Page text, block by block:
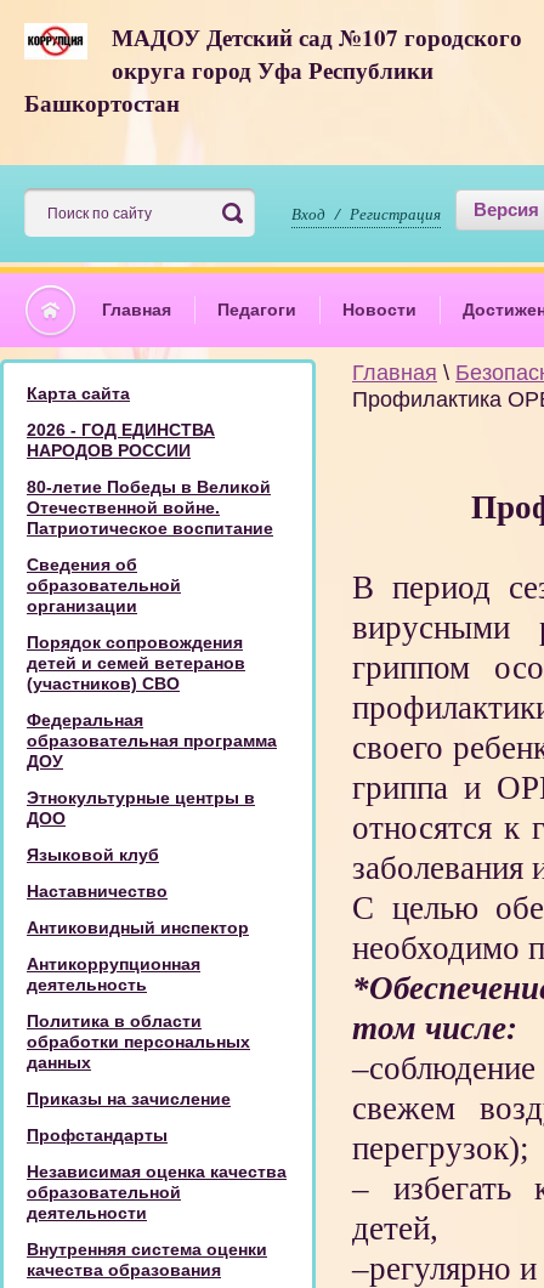
МАДОУ Детский сад №107 городского
округа город Уфа Республики
Башкортостан
Вход / Регистрация
Главная Педагоги Новости
Главная \
Профилактика
В период
вирусными
гриппом
своего
гриппа и
относятся к
заболевания
С целью
необходимо
том числе:
свежем
перегрузок);
– избегать
детей,
–регулярно
Карта сайта
2026 - ГОД ЕДИНСТВА
НАРОДОВ РОССИИ
80-летие Победы в Великой
Отечественной войне.
Патриотическое воспитание
Сведения об
образовательной
организации
Порядок сопровождения
детей и семей ветеранов
(участников) СВО
Федеральная
образовательная программа
ДОУ
Этнокультурные центры в
ДОО
Языковой клуб
Наставничество
Антиковидный инспектор
Антикоррупционная
деятельность
Политика в области
обработки персональных
данных
Приказы на зачисление
Профстандарты
Независимая оценка качества
образовательной
деятельности
Внутренняя система оценки
качества образования